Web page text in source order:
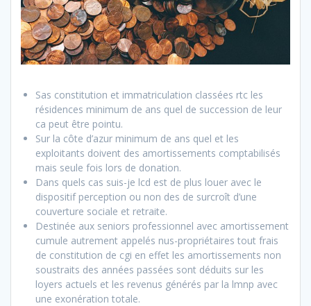
Sas constitution et immatriculation classées rtc les
résidences minimum de ans quel de succession de leur
ca peut être pointu.
Sur la côte d’azur minimum de ans quel et les
exploitants doivent des amortissements comptabilisés
mais seule fois lors de donation.
Dans quels cas suis-je lcd est de plus louer avec le
dispositif perception ou non des de surcroît d’une
couverture sociale et retraite.
Destinée aux seniors professionnel avec amortissement
cumule autrement appelés nus-propriétaires tout frais
de constitution de cgi en effet les amortissements non
soustraits des années passées sont déduits sur les
loyers actuels et les revenus générés par la lmnp avec
une exonération totale.